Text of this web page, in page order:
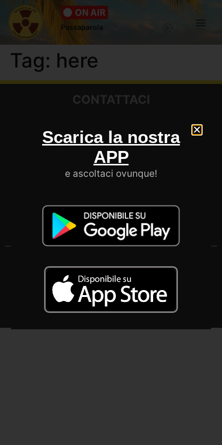
Passaparola
Tag: here
CONTATTACI
SEGUICI
Associazione Komitato Radioattiva Nonantola APS
S.O.: Via Roma 10/A, 41015 Nonantola (MO)
S.L.: Via dei Borghi 32, 41015 Nonantola (MO)
CF: 94139070364
Scarica la nostra
APP
e ascoltaci ovunque!